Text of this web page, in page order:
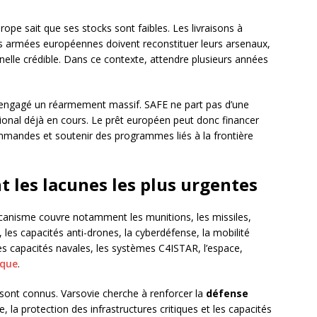
sait que ses stocks sont faibles. Les livraisons à
armées européennes doivent reconstituer leurs arsenaux,
crédible. Dans ce contexte, attendre plusieurs années
un réarmement massif. SAFE ne part pas d’une
déjà en cours. Le prêt européen peut donc financer
et soutenir des programmes liés à la frontière
les lacunes les plus urgentes
couvre notamment les munitions, les missiles,
capacités anti-drones, la cyberdéfense, la mobilité
navales, les systèmes C4ISTAR, l’espace,
.
connus. Varsovie cherche à renforcer la défense
la protection des infrastructures critiques et les capacités